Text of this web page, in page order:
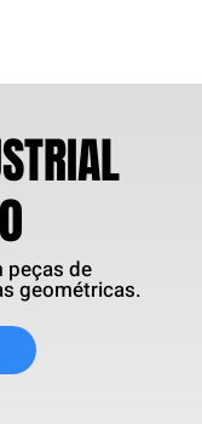
peças de
geométricas.